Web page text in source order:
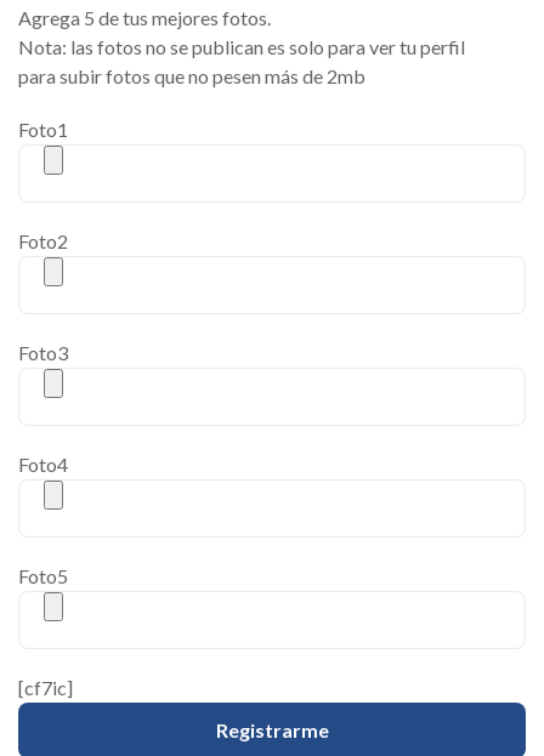
Agrega 5 de tus mejores fotos.
Nota: las fotos no se publican es solo para ver tu perfil
para subir fotos que no pesen más de 2mb
Foto1
Foto2
Foto3
Foto4
Foto5
[cf7ic]